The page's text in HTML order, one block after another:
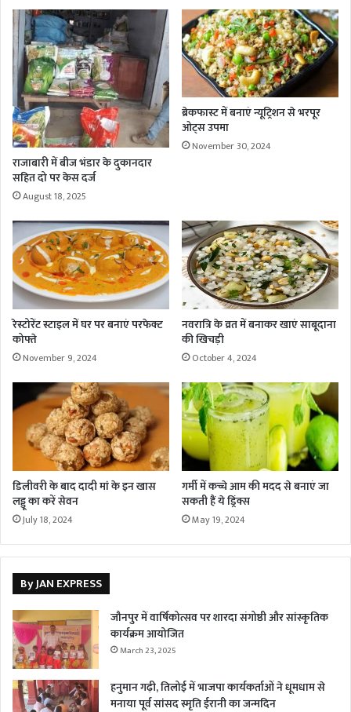
राजाबारी में बीज भंडार के दुकानदार
सहित दो पर केस दर्ज
August 18, 2025
ब्रेकफास्ट में बनाएं न्यूट्रिशन से भरपूर
ओट्स उपमा
November 30, 2024
रेस्टोरेंट स्टाइल में घर पर बनाएं परफेक्ट
कोफ्ते
November 9, 2024
नवरात्रि के व्रत में बनाकर खाएं साबूदाना
की खिचड़ी
October 4, 2024
डिलीवरी के बाद दादी मां के इन खास
लड्डू का करें सेवन
July 18, 2024
गर्मी में कच्चे आम की मदद से बनाएं जा
सकती हैं ये ड्रिंक्स
May 19, 2024
By JAN EXPRESS
जौनपुर में वार्षिकोत्सव पर शारदा संगोष्ठी और सांस्कृतिक
कार्यक्रम आयोजित
March 23, 2025
हनुमान गढ़ी, तिलोई में भाजपा कार्यकर्ताओं ने धूमधाम से
मनाया पूर्व सांसद स्मृति ईरानी का जन्मदिन